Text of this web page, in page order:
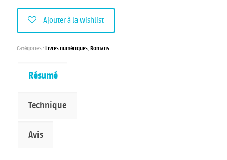
Ajouter à la wishlist
Catégories :Livres numériques Romans
Résumé
Technique
Avis